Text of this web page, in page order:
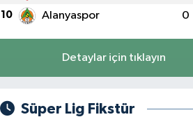
10 Alanyaspor 0
Detaylar için tıklayın
Süper Lig Fikstür